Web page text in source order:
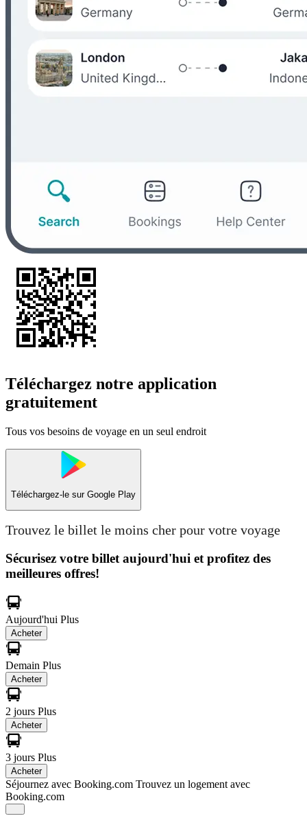
Téléchargez notre application
gratuitement
Tous vos besoins de voyage en un seul endroit
Téléchargez-le sur Google Play
Trouvez le billet le moins cher pour votre voyage
Sécurisez votre billet aujourd'hui et profitez des
meilleures offres!
Aujourd'hui Plus
Acheter
Demain Plus
Acheter
2 jours Plus
Acheter
3 jours Plus
Acheter
Séjournez avec Booking.com Trouvez un logement avec
Booking.com